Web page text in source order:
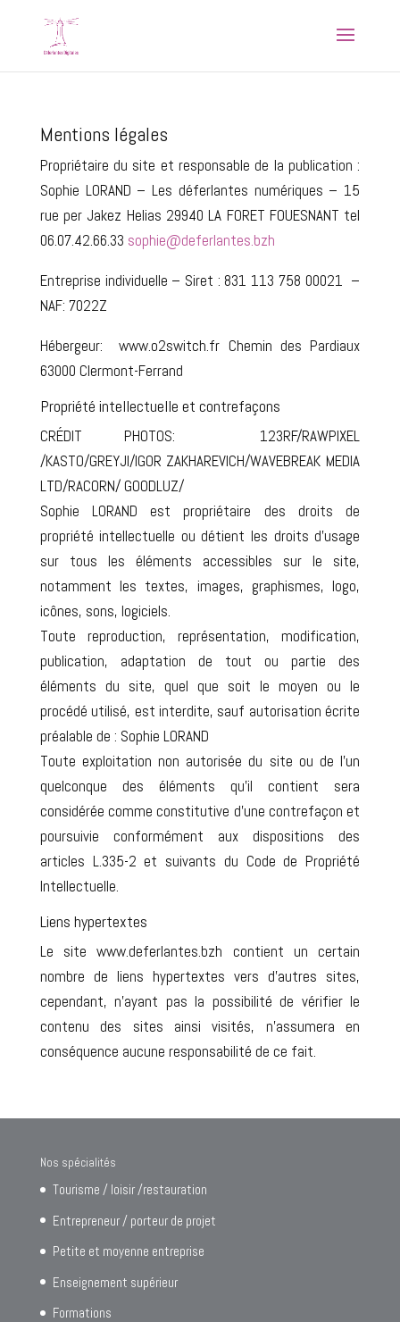
Mentions légales
Propriétaire du site et responsable de la publication :
Sophie LORAND – Les déferlantes numériques – 15
rue per Jakez Helias 29940 LA FORET FOUESNANT tel
06.07.42.66.33 sophie@deferlantes.bzh
Entreprise individuelle – Siret : 831 113 758 00021 –
NAF: 7022Z
Hébergeur: www.o2switch.fr Chemin des Pardiaux
63000 Clermont-Ferrand
Propriété intellectuelle et contrefaçons
CRÉDIT PHOTOS: 123RF/RAWPIXEL
/KASTO/GREYJI/IGOR ZAKHAREVICH/WAVEBREAK MEDIA
LTD/RACORN/ GOODLUZ/
Sophie LORAND est propriétaire des droits de
propriété intellectuelle ou détient les droits d’usage
sur tous les éléments accessibles sur le site,
notamment les textes, images, graphismes, logo,
icônes, sons, logiciels.
Toute reproduction, représentation, modification,
publication, adaptation de tout ou partie des
éléments du site, quel que soit le moyen ou le
procédé utilisé, est interdite, sauf autorisation écrite
préalable de : Sophie LORAND
Toute exploitation non autorisée du site ou de l’un
quelconque des éléments qu’il contient sera
considérée comme constitutive d’une contrefaçon et
poursuivie conformément aux dispositions des
articles L.335-2 et suivants du Code de Propriété
Intellectuelle.
Liens hypertextes
Le site www.deferlantes.bzh contient un certain
nombre de liens hypertextes vers d’autres sites,
cependant, n’ayant pas la possibilité de vérifier le
contenu des sites ainsi visités, n’assumera en
conséquence aucune responsabilité de ce fait.
Nos spécialités
Tourisme / loisir /restauration
Entrepreneur / porteur de projet
Petite et moyenne entreprise
Enseignement supérieur
Formations